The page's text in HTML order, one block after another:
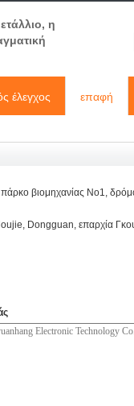
η
έλεγχος επαφή
βιομηχανίας No1,
Dongguan, επαρχία